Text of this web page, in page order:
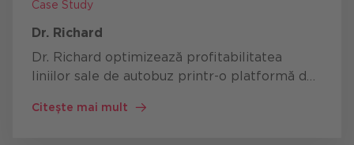
Case Study
Dr. Richard
Dr. Richard optimizează profitabilitatea
liniilor sale de autobuz printr-o platformă de
înlocuiește rapoartele manuale Excel, separă
Citește mai mult